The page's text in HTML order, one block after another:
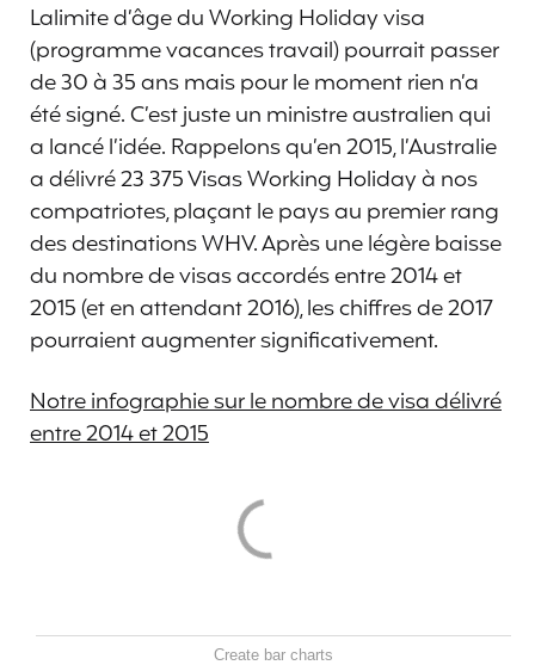
Lalimite d’âge du Working Holiday visa
(programme vacances travail) pourrait passer
de 30 à 35 ans mais pour le moment rien n’a
été signé. C’est juste un ministre australien qui
a lancé l’idée. Rappelons qu’en 2015, l’Australie
a délivré 23 375 Visas Working Holiday à nos
compatriotes, plaçant le pays au premier rang
des destinations WHV. Après une légère baisse
du nombre de visas accordés entre 2014 et
2015 (et en attendant 2016), les chiffres de 2017
pourraient augmenter significativement.
Notre infographie sur le nombre de visa délivré
entre 2014 et 2015
Create bar charts